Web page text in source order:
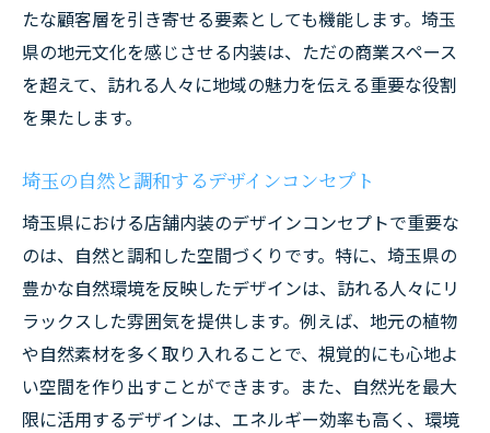
たな顧客層を引き寄せる要素としても機能します。埼玉
県の地元文化を感じさせる内装は、ただの商業スペース
を超えて、訪れる人々に地域の魅力を伝える重要な役割
を果たします。
埼玉の自然と調和するデザインコンセプト
埼玉県における店舗内装のデザインコンセプトで重要な
のは、自然と調和した空間づくりです。特に、埼玉県の
豊かな自然環境を反映したデザインは、訪れる人々にリ
ラックスした雰囲気を提供します。例えば、地元の植物
や自然素材を多く取り入れることで、視覚的にも心地よ
い空間を作り出すことができます。また、自然光を最大
限に活用するデザインは、エネルギー効率も高く、環境